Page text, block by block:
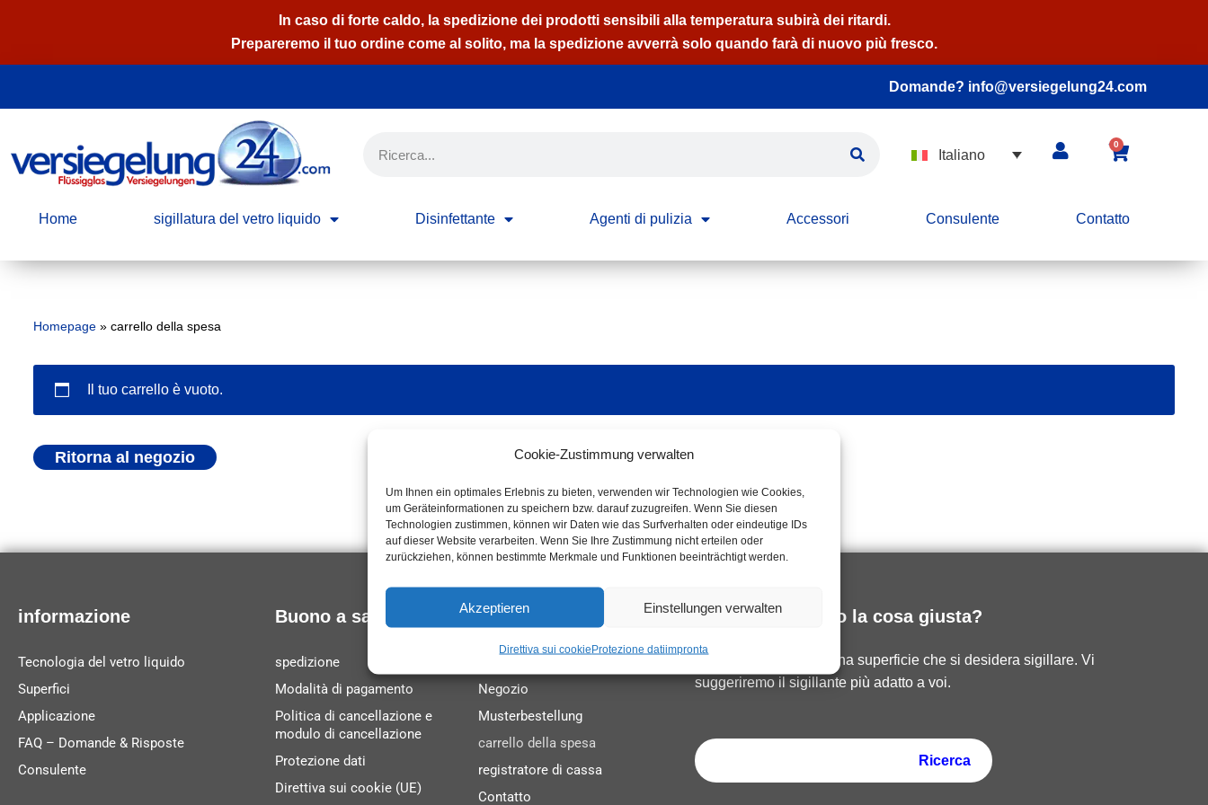
Cookie-Zustimmung verwalten
Um Ihnen ein optimales Erlebnis zu bieten, verwenden wir Technologien wie Cookies,
um Geräteinformationen zu speichern bzw. darauf zuzugreifen. Wenn Sie diesen
Technologien zustimmen, können wir Daten wie das Surfverhalten oder eindeutige IDs
auf dieser Website verarbeiten. Wenn Sie Ihre Zustimmung nicht erteilen oder
zurückziehen, können bestimmte Merkmale und Funktionen beeinträchtigt werden.
Akzeptieren Einstellungen verwalten
Direttiva sui cookieProtezione datiimpronta
In caso di forte caldo, la spedizione dei prodotti sensibili alla temperatura subirà dei ritardi.
Prepareremo il tuo ordine come al solito, ma la spedizione avverrà solo quando farà di nuovo più fresco.
Domande? info@versiegelung24.com
Italiano
0
Home sigillatura del vetro liquido Disinfettante Agenti di pulizia Accessori Consulente Contatto
Homepage » carrello della spesa
Il tuo carrello è vuoto.
Ritorna al negozio
informazione
Tecnologia del vetro liquido
Superfici
Applicazione
FAQ – Domande & Risposte
Consulente
Buono a sapersi
spedizione
Modalità di pagamento
Politica di cancellazione e
modulo di cancellazione
Protezione dati
Direttiva sui cookie (UE)
Portale clienti
Negozio
Musterbestellung
carrello della spesa
registratore di cassa
Contatto
Non avete trovato la cosa giusta?
Ad esempio, inserire una superficie che si desidera sigillare. Vi
suggeriremo il sigillante più adatto a voi.